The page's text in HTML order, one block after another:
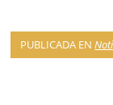
PUBLICADA EN